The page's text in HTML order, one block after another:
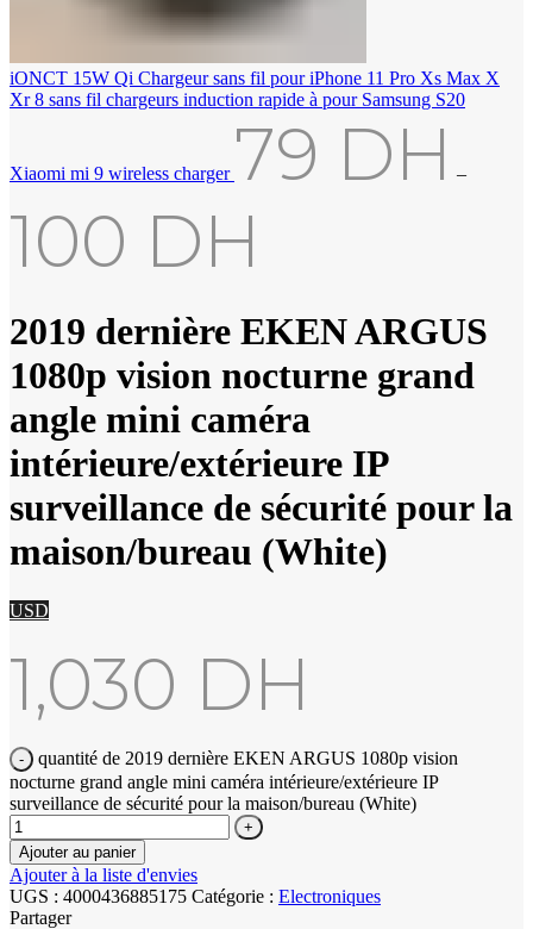
iONCT 15W Qi Chargeur sans fil pour iPhone 11 Pro Xs Max X
Xr 8 sans fil chargeurs induction rapide à pour Samsung S20
Xiaomi mi 9 wireless charger 79 DH –
100 DH
2019 dernière EKEN ARGUS
1080p vision nocturne grand
angle mini caméra
intérieure/extérieure IP
surveillance de sécurité pour la
maison/bureau (White)
USD
1,030 DH
quantité de 2019 dernière EKEN ARGUS 1080p vision
nocturne grand angle mini caméra intérieure/extérieure IP
surveillance de sécurité pour la maison/bureau (White)
Ajouter au panier
Ajouter à la liste d'envies
UGS : 4000436885175 Catégorie : Electroniques
Partager